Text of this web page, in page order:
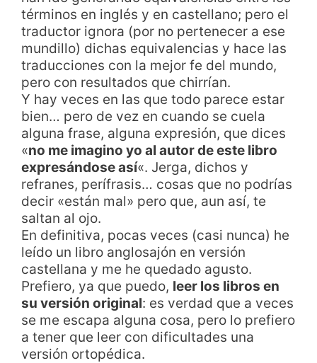
términos en inglés y en castellano; pero el
traductor ignora (por no pertenecer a ese
mundillo) dichas equivalencias y hace las
traducciones con la mejor fe del mundo,
pero con resultados que chirrían.
Y hay veces en las que todo parece estar
bien… pero de vez en cuando se cuela
alguna frase, alguna expresión, que dices
«no me imagino yo al autor de este libro
expresándose así«. Jerga, dichos y
refranes, perífrasis… cosas que no podrías
decir «están mal» pero que, aun así, te
saltan al ojo.
En definitiva, pocas veces (casi nunca) he
leído un libro anglosajón en versión
castellana y me he quedado agusto.
Prefiero, ya que puedo, leer los libros en
su versión original: es verdad que a veces
se me escapa alguna cosa, pero lo prefiero
a tener que leer con dificultades una
versión ortopédica.